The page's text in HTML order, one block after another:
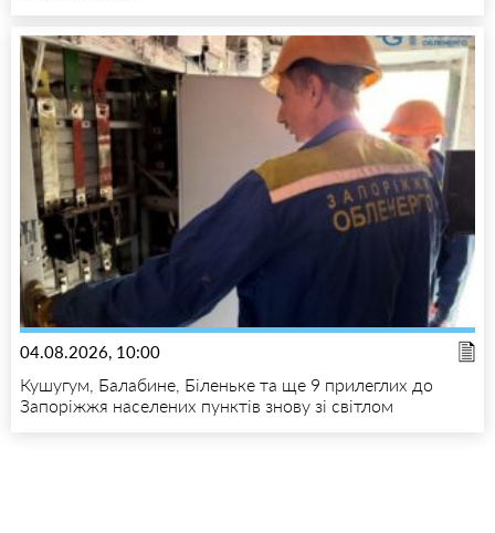
04.08.2026, 10:00
Кушугум, Балабине, Біленьке та ще 9 прилеглих до
Запоріжжя населених пунктів знову зі світлом